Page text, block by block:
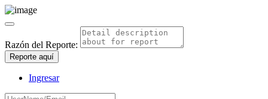
Razón del Reporte:
Reporte aquí
Ingresar